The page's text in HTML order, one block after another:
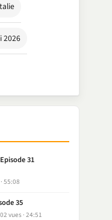
2026
31
55:08
35
vues 24:51